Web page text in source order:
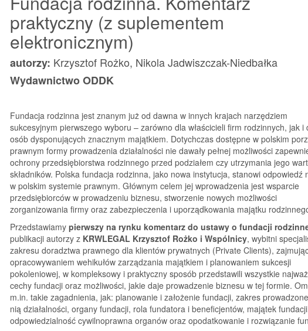
praktyczny (z suplementem
elektronicznym)
autorzy: Krzysztof Rożko, Nikola Jadwiszczak-Niedbałka
Wydawnictwo ODDK
Fundacja rodzinna jest znanym już od dawna w innych krajach narzędziem
sukcesyjnym pierwszego wyboru – zarówno dla właścicieli firm rodzinnych, jak i
osób dysponujących znacznym majątkiem. Dotychczas dostępne w polskim
prawnym formy prowadzenia działalności nie dawały pełnej możliwości
ochrony przedsiębiorstwa rodzinnego przed podziałem czy utrzymania jego
składników. Polska fundacja rodzinna, jako nowa instytucja, stanowi odpowiedź
w polskim systemie prawnym. Głównym celem jej wprowadzenia jest wsparcie
przedsiębiorców w prowadzeniu biznesu, stworzenie nowych możliwości
zorganizowania firmy oraz zabezpieczenia i uporządkowania majątku
Przedstawiamy pierwszy na rynku komentarz do ustawy o fundacji
publikacji autorzy z KRWLEGAL Krzysztof Rożko i Wspólnicy, wybitni
zakresu doradztwa prawnego dla klientów prywatnych (Private Clients),
opracowywaniem wehikułów zarządzania majątkiem i planowaniem sukcesji
pokoleniowej, w kompleksowy i praktyczny sposób przedstawili wszystkie
cechy fundacji oraz możliwości, jakie daje prowadzenie biznesu w tej formie.
m.in. takie zagadnienia, jak: planowanie i założenie fundacji, zakres
nią działalności, organy fundacji, rola fundatora i beneficjentów, majątek
odpowiedzialność cywilnoprawna organów oraz opodatkowanie i rozwiązanie